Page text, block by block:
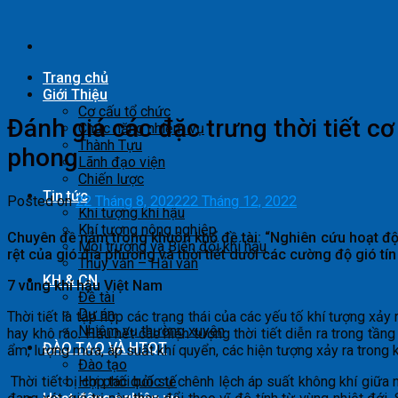
content
Trang chủ
Giới Thiệu
Cơ cấu tổ chức
Chức năng nhiệm vụ
Thành Tựu
Lãnh đạo viện
Chiến lược
Tin tức
Khí tượng khí hậu
Khí tượng nông nghiệp
Môi trường và Biến đổi khí hậu
Thủy văn – Hải văn
KH & CN
Đề tài
Dự án
Nhiệm vụ thường xuyên
ĐÀO TẠO VÀ HTQT
Đào tạo
Hợp tác quốc tế
Đánh giá các đặc trưng thời tiết
phong
Posted on22 Tháng 8, 202222 Tháng 12, 2022
Chuyên đề nằm trong khuôn khổ đề tài: “Nghiên cứu hoạt
rệt của gió địa phương và thời tiết dưới các cường độ gió
7 vùng khí hậu Việt Nam
Thời tiết là tập hợp các trạng thái của các yếu tố khí tượng
hay khô ráo. Hầu hết các hiện tượng thời tiết diễn ra trong
ẩm, lượng mưa, áp suất khí quyển, các hiện tượng xảy ra
Thời tiết bị chi phối bởi sự chênh lệch áp suất không khí